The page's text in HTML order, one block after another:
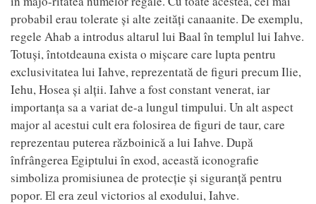
probabil erau tolerate și alte zeități canaanite. De exemplu,
regele Ahab a introdus altarul lui Baal în templul lui Iahve.
Totuși, întotdeauna exista o mișcare care lupta pentru
exclusivitatea lui Iahve, reprezentată de figuri precum Ilie,
Iehu, Hosea și alții. Iahve a fost constant venerat, iar
importanța sa a variat de-a lungul timpului. Un alt aspect
major al acestui cult era folosirea de figuri de taur, care
reprezentau puterea războinică a lui Iahve. După
înfrângerea Egiptului în exod, această iconografie
simboliza promisiunea de protecție și siguranță pentru
popor. El era zeul victorios al exodului, Iahve.